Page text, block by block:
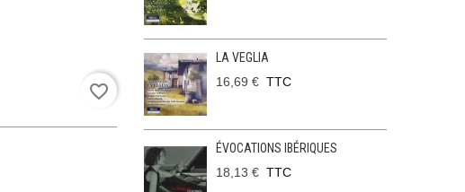
favorite_border
LA VEGLIA
16,69 € TTC
ÉVOCATIONS IBÉRIQUES
18,13 € TTC